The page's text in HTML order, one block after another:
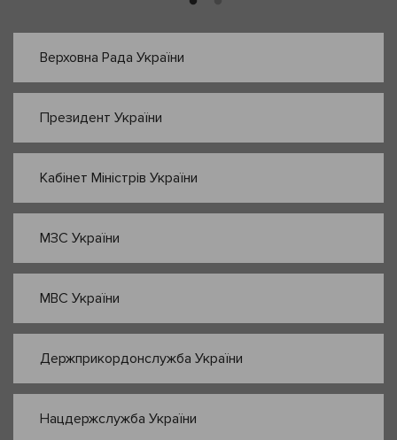
Верховна Рада України
Президент України
Кабінет Міністрів України
МЗС України
МВС України
Держприкордонслужба України
Нацдержслужба України